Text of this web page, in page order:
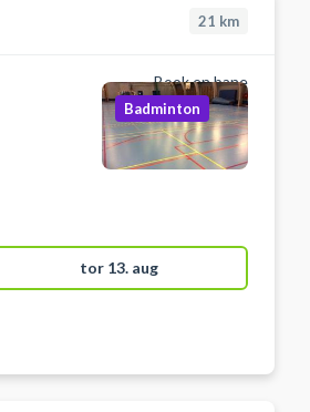
21 km
Book en bane
Badminton
tor 13. aug